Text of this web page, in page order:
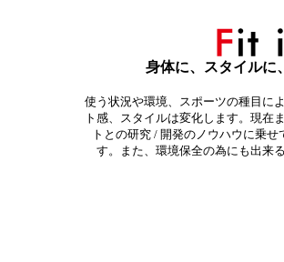
身体に、スタイルに
使う状況や環境、スポーツの種目に
ト感、スタイルは変化します。現在
トとの研究 / 開発のノウハウに乗
す。また、環境保全の為にも出来